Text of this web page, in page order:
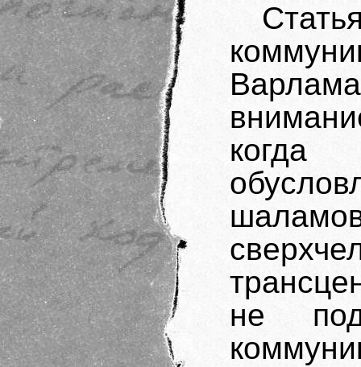
когда
не